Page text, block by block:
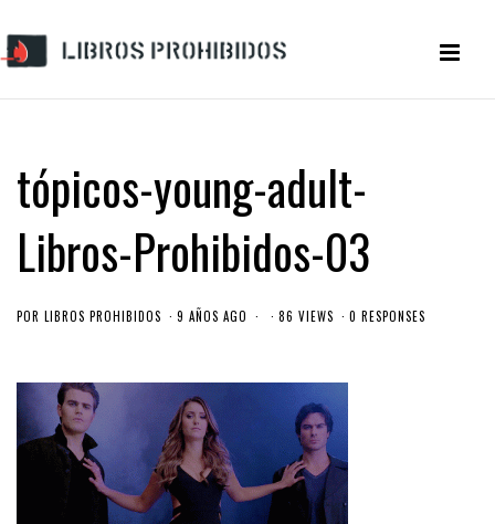
tópicos-young-adult-
Libros-Prohibidos-03
POR LIBROS PROHIBIDOS 9 AÑOS AGO 86 VIEWS 0 RESPONSES